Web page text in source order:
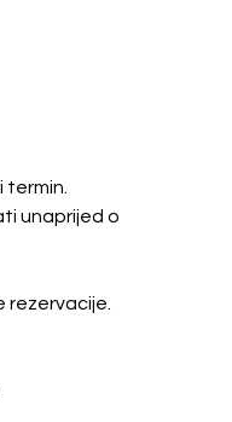
unaprijed o